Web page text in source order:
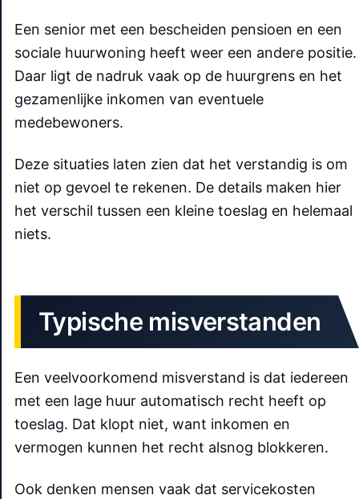
Een senior met een bescheiden pensioen en een
sociale huurwoning heeft weer een andere positie.
Daar ligt de nadruk vaak op de huurgrens en het
gezamenlijke inkomen van eventuele
medebewoners.
Deze situaties laten zien dat het verstandig is om
niet op gevoel te rekenen. De details maken hier
het verschil tussen een kleine toeslag en helemaal
niets.
Typische misverstanden
Een veelvoorkomend misverstand is dat iedereen
met een lage huur automatisch recht heeft op
toeslag. Dat klopt niet, want inkomen en
vermogen kunnen het recht alsnog blokkeren.
Ook denken mensen vaak dat servicekosten